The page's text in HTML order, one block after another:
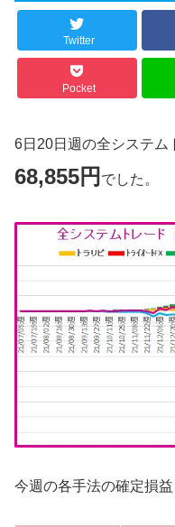
Twitter
Pocket
6日20日週の全システム
68,855円 でした。
今週の各手法の確定損益